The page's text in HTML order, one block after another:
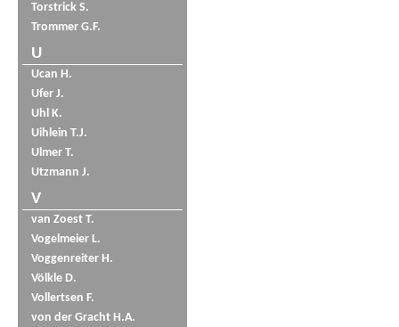
Torstrick S.
Trommer G.F.
U
Ucan H.
Ufer J.
Uhl K.
Uihlein T.J.
Ulmer T.
Utzmann J.
V
van Zoest T.
Vogelmeier L.
Voggenreiter H.
Völkle D.
Vollertsen F.
von der Gracht H.A.